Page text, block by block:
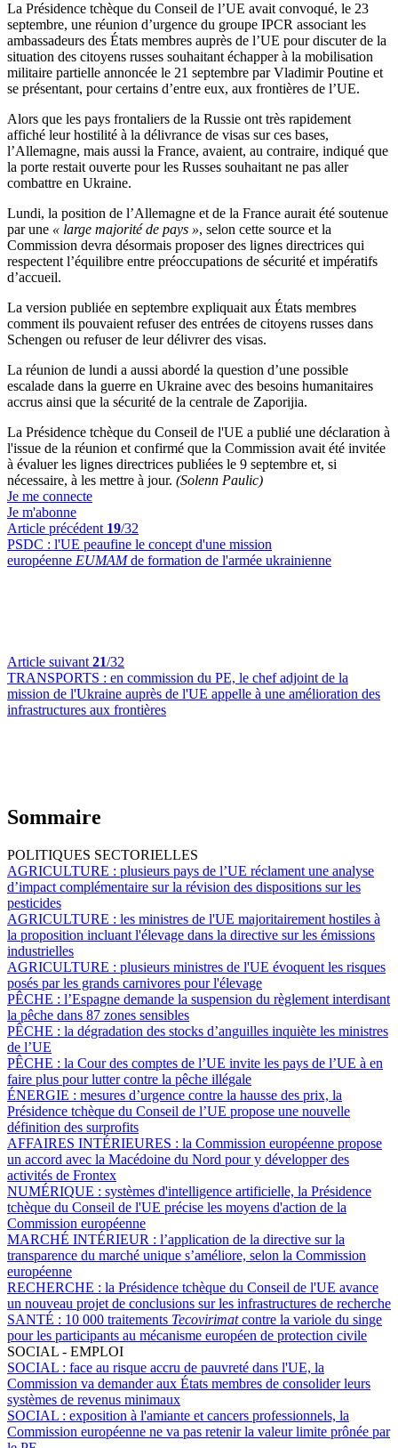
La Présidence tchèque du Conseil de l’UE avait convoqué, le 23
septembre, une réunion d’urgence du groupe IPCR associant les
ambassadeurs des États membres auprès de l’UE pour discuter de la
situation des citoyens russes souhaitant échapper à la mobilisation
militaire partielle annoncée le 21 septembre par Vladimir Poutine et
se présentant, pour certains d’entre eux, aux frontières de l’UE.
Alors que les pays frontaliers de la Russie ont très rapidement
affiché leur hostilité à la délivrance de visas sur ces bases,
l’Allemagne, mais aussi la France, avaient, au contraire, indiqué que
la porte restait ouverte pour les Russes souhaitant ne pas aller
combattre en Ukraine.
Lundi, la position de l’Allemagne et de la France aurait été soutenue
par une « large majorité de pays », selon cette source et la
Commission devra désormais proposer des lignes directrices qui
respectent l’équilibre entre préoccupations de sécurité et impératifs
d’accueil.
La version publiée en septembre expliquait aux États membres
comment ils pouvaient refuser des entrées de citoyens russes dans
Schengen ou refuser de leur délivrer des visas.
La réunion de lundi a aussi abordé la question d’une possible
escalade dans la guerre en Ukraine avec des besoins humanitaires
accrus ainsi que la sécurité de la centrale de Zaporijia.
La Présidence tchèque du Conseil de l'UE a publié une déclaration à
l'issue de la réunion et confirmé que la Commission avait été invitée
à évaluer les lignes directrices publiées le 9 septembre et, si
nécessaire, à les mettre à jour. (Solenn Paulic)
Je me connecte
Je m'abonne
Article précédent 19/32
PSDC : l'UE peaufine le concept d'une mission
européenne EUMAMde formation de l'armée ukrainienne
Article suivant 21/32
TRANSPORTS : en commission du PE, le chef adjoint de la
mission de l'Ukraine auprès de l'UE appelle à une amélioration des
infrastructures aux frontières
Sommaire
POLITIQUES SECTORIELLES
AGRICULTURE : plusieurs pays de l’UE réclament une analyse
d’impact complémentaire sur la révision des dispositions sur les
pesticides
AGRICULTURE : les ministres de l'UE majoritairement hostiles à
la proposition incluant l'élevage dans la directive sur les émissions
industrielles
AGRICULTURE : plusieurs ministres de l'UE évoquent les risques
posés par les grands carnivores pour l'élevage
PÊCHE : l’Espagne demande la suspension du règlement interdisant
la pêche dans 87 zones sensibles
PÊCHE : la dégradation des stocks d’anguilles inquiète les ministres
de l’UE
PÊCHE : la Cour des comptes de l’UE invite les pays de l’UE à en
faire plus pour lutter contre la pêche illégale
ÉNERGIE : mesures d’urgence contre la hausse des prix, la
Présidence tchèque du Conseil de l’UE propose une nouvelle
définition des surprofits
AFFAIRES INTÉRIEURES : la Commission européenne propose
un accord avec la Macédoine du Nord pour y développer des
activités de Frontex
NUMÉRIQUE : systèmes d'intelligence artificielle, la Présidence
tchèque du Conseil de l'UE précise les moyens d'action de la
Commission européenne
MARCHÉ INTÉRIEUR : l’application de la directive sur la
transparence du marché unique s’améliore, selon la Commission
européenne
RECHERCHE : la Présidence tchèque du Conseil de l'UE avance
un nouveau projet de conclusions sur les infrastructures de recherche
SANTÉ : 10 000 traitements Tecovirimatcontre la variole du singe
pour les participants au mécanisme européen de protection civile
SOCIAL - EMPLOI
SOCIAL : face au risque accru de pauvreté dans l'UE, la
Commission va demander aux États membres de consolider leurs
systèmes de revenus minimaux
SOCIAL : exposition à l'amiante et cancers professionnels, la
Commission européenne ne va pas retenir la valeur limite prônée par